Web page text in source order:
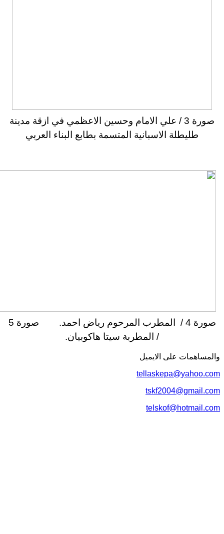
صورة 3 / علي الامام وحسين الاعظمي في ازقة مدينة
طليطلة الاسبانية المتسمة بطابع البناء العربي
صورة 4 / المطرب المرحوم رياض احمد.
صورة 5
/ المطربة سيتا هاكوبيان.
علی الایمیل